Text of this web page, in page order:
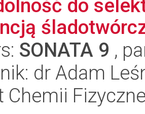
do
SONATA 9 ,
dr Adam
Chemii